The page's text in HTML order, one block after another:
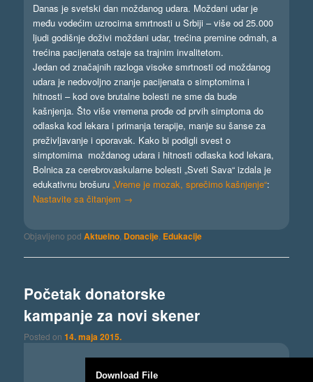
Danas je svetski dan moždanog udara. Moždani udar je
među vodećim uzrocima smrtnosti u Srbiji – više od 25.000
ljudi godišnje doživi moždani udar, trećina premine odmah, a
trećina pacijenata ostaje sa trajnim invalitetom.
Jedan od značajnih razloga visoke smrtnosti od moždanog
udara je nedovoljno znanje pacijenata o simptomima i
hitnosti – kod ove brutalne bolesti ne sme da bude
kašnjenja. Što više vremena prođe od prvih simptoma do
odlaska kod lekara i primanja terapije, manje su šanse za
preživljavanje i oporavak. Kako bi podigli svest o
simptomima moždanog udara i hitnosti odlaska kod lekara,
Bolnica za cerebrovaskularne bolesti „Sveti Sava“ izdala je
edukativnu brošuru „Vreme je mozak, sprečimo kašnjenje“:
Nastavite sa čitanjem →
Objavljeno pod Aktuelno Donacije Edukacije
Početak donatorske
kampanje za novi skener
Posted on14. maja 2015.
Download File